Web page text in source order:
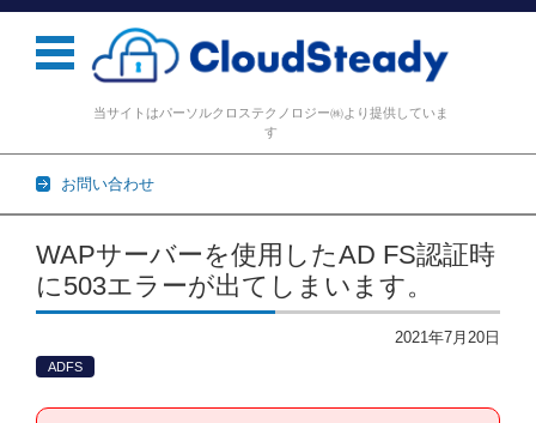
当サイトはパーソルクロステクノロジー㈱より提供していま
す
お問い合わせ
コンテンツに移動
WAPサーバーを使用したAD FS認証時
に503エラーが出てしまいます。
2021年7月20日
ADFS